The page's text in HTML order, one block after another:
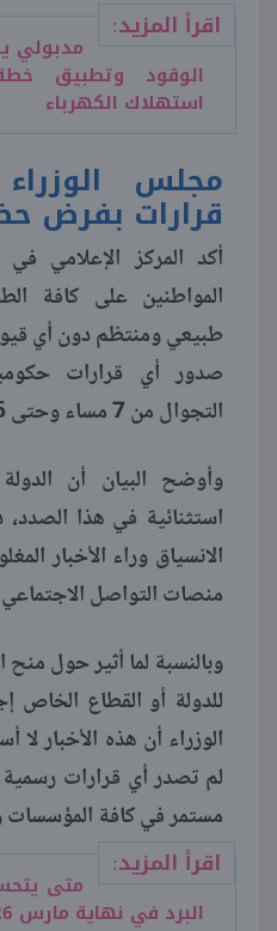
اقرأ المزيد:
مدبولي
الوقود وتطبيق
استهلاك الكهرباء
مجلس
قرارات بفرض
أكد المركز الإعلامي
المواطنين على كافة
طبيعي ومنتظم دون أي
صدور أي قرارات
التجوال من 7 مساء وحتى 6 صباحا كما أشيع.
وأوضح البيان أن
استثنائية في هذا الصدد،
الانسياق وراء الأخبار
منصات التواصل
وبالنسبة لما أثير حول منح
للدولة أو القطاع الخاص
الوزراء أن هذه الأخبار
لم تصدر أي قرارات
مستمر في كافة المؤسسات
اقرأ المزيد:
متى
البرد في نهاية مارس 2026؟